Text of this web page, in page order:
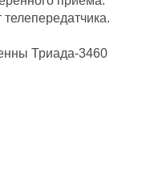
Триада-3460